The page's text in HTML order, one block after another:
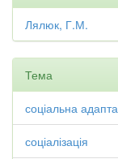
Лялюк, Г.М.
Тема
соціальна
соціалізація